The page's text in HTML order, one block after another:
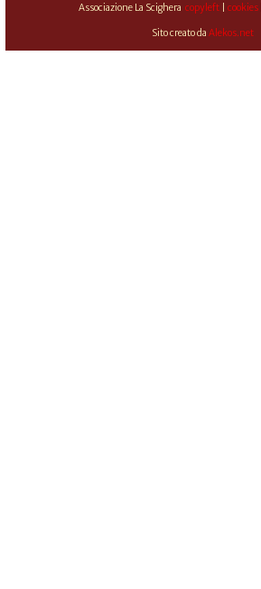
Associazione La Scighera copyleft| cookies|
Sito creato da Alekos.net